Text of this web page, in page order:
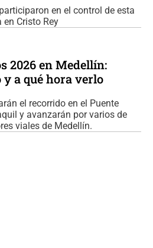
en el control de esta
Cristo Rey
2026 en Medellín:
a qué hora verlo
el recorrido en el Puente
y avanzarán por varios de
viales de Medellín.